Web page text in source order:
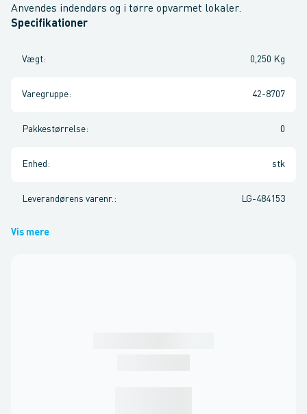
Anvendes indendørs og i tørre opvarmet lokaler.
Specifikationer
Vægt: 0,250 Kg
Varegruppe: 42-8707
Pakkestørrelse: 0
Enhed : stk
Leverandørens varenr. : LG-484153
Vis mere